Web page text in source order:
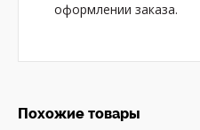
оформлении заказа.
Похожие товары